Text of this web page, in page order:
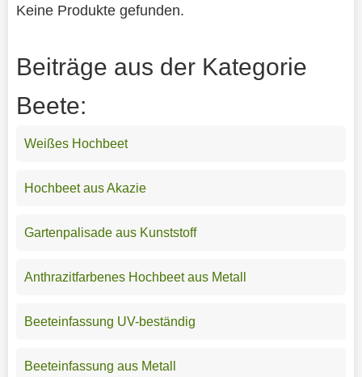
Keine Produkte gefunden.
Beiträge aus der Kategorie
Beete:
Weißes Hochbeet
Hochbeet aus Akazie
Gartenpalisade aus Kunststoff
Anthrazitfarbenes Hochbeet aus Metall
Beeteinfassung UV-beständig
Beeteinfassung aus Metall